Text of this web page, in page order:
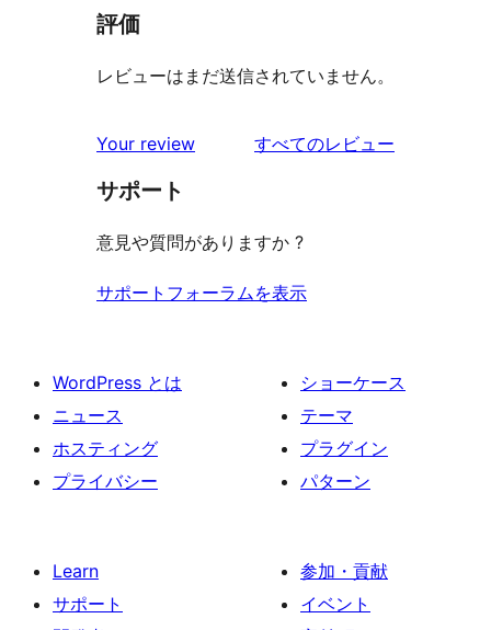
評価
レビューはまだ送信されていません。
Your review すべてのレビュー
サポート
意見や質問がありますか ?
サポートフォーラムを表示
WordPress とは
ニュース
ホスティング
プライバシー
ショーケース
テーマ
プラグイン
パターン
Learn
サポート
参加・貢献
イベント